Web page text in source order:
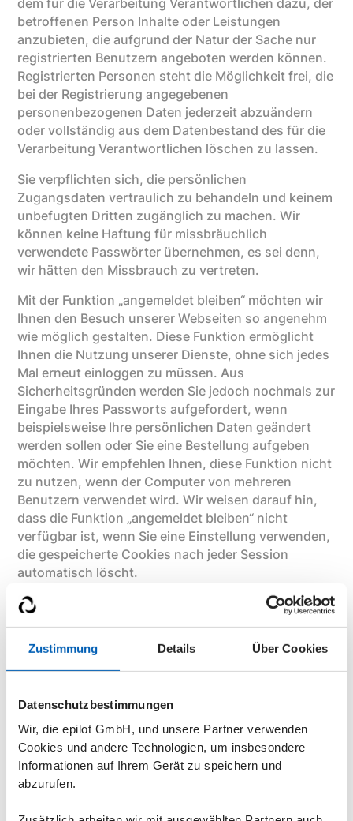
Zustimmung Details Über Cookies
Datenschutzbestimmungen
Wir, die epilot GmbH, und unsere Partner verwenden
Cookies und andere Technologien, um insbesondere
Informationen auf Ihrem Gerät zu speichern und
abzurufen.
dem für die Verarbeitung Verantwortlichen dazu, der
betroffenen Person Inhalte oder Leistungen
anzubieten, die aufgrund der Natur der Sache nur
registrierten Benutzern angeboten werden können.
Registrierten Personen steht die Möglichkeit frei, die
bei der Registrierung angegebenen
personenbezogenen Daten jederzeit abzuändern
oder vollständig aus dem Datenbestand des für die
Verarbeitung Verantwortlichen löschen zu lassen.
Sie verpflichten sich, die persönlichen
Zugangsdaten vertraulich zu behandeln und keinem
unbefugten Dritten zugänglich zu machen. Wir
können keine Haftung für missbräuchlich
verwendete Passwörter übernehmen, es sei denn,
wir hätten den Missbrauch zu vertreten.
Mit der Funktion „angemeldet bleiben“ möchten wir
Ihnen den Besuch unserer Webseiten so angenehm
wie möglich gestalten. Diese Funktion ermöglicht
Ihnen die Nutzung unserer Dienste, ohne sich jedes
Mal erneut einloggen zu müssen. Aus
Sicherheitsgründen werden Sie jedoch nochmals zur
Eingabe Ihres Passworts aufgefordert, wenn
beispielsweise Ihre persönlichen Daten geändert
werden sollen oder Sie eine Bestellung aufgeben
möchten. Wir empfehlen Ihnen, diese Funktion nicht
zu nutzen, wenn der Computer von mehreren
Benutzern verwendet wird. Wir weisen darauf hin,
dass die Funktion „angemeldet bleiben“ nicht
verfügbar ist, wenn Sie eine Einstellung verwenden,
die gespeicherte Cookies nach jeder Session
automatisch löscht.
LaunchDarkly (Feature-
Management)
Wir nutzen den Dienst LaunchDarkly der
Oakland, CA 94612, USA.
LaunchDarkly ist ein Feature-Management- und
Konfigurationsdienst, mit dem wir Funktionen
unserer Anwendung steuern, testen und optimieren
können. Der Dienst wird erst nach Ihrer